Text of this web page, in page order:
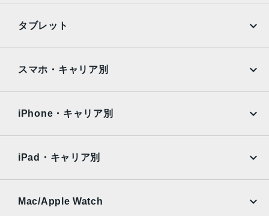
生体認証
TrueDepthカメラによる顔認識の有効化
発売日
2022年9月16日
AQUOS
OPPO Android
タブレット
Surface
Xiaomi Tablet
スマホ・キャリア別
Ymobile
UQmobile
iPhone・キャリア別
Ymobile
iPad・キャリア別
Mac/Apple Watch